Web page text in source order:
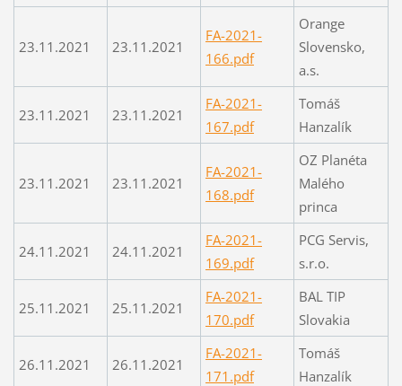
23.11.2021 23.11.2021
FA-2021-
166.pdf
Orange
Slovensko,
a.s.
23.11.2021 23.11.2021
FA-2021-
167.pdf
Tomáš
Hanzalík
23.11.2021 23.11.2021
FA-2021-
168.pdf
OZ Planéta
Malého
princa
24.11.2021 24.11.2021
FA-2021-
169.pdf
PCG Servis,
s.r.o.
25.11.2021 25.11.2021
FA-2021-
170.pdf
BAL TIP
Slovakia
26.11.2021 26.11.2021
FA-2021-
171.pdf
Tomáš
Hanzalík